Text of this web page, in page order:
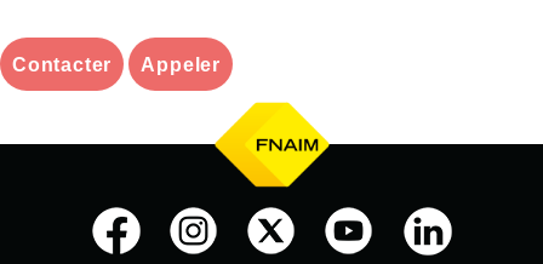
Contacter Appeler